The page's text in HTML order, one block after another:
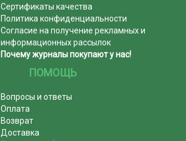
Сертификаты качества
Политика конфиденциальности
Согласие на получение рекламных и
информационных рассылок
Почему журналы покупают у нас!
ПОМОЩЬ
Вопросы и ответы
Оплата
Возврат
Доставка